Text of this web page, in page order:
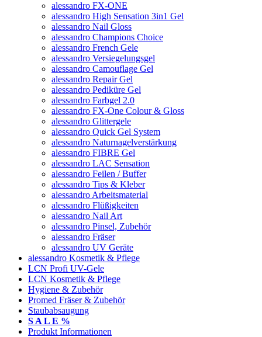
alessandro FX-ONE
alessandro High Sensation 3in1 Gel
alessandro Nail Gloss
alessandro Champions Choice
alessandro French Gele
alessandro Versiegelungsgel
alessandro Camouflage Gel
alessandro Repair Gel
alessandro Pediküre Gel
alessandro Farbgel 2.0
alessandro FX-One Colour & Gloss
alessandro Glittergele
alessandro Quick Gel System
alessandro Naturnagelverstärkung
alessandro FIBRE Gel
alessandro LAC Sensation
alessandro Feilen / Buffer
alessandro Tips & Kleber
alessandro Arbeitsmaterial
alessandro Flüßigkeiten
alessandro Nail Art
alessandro Pinsel, Zubehör
alessandro Fräser
alessandro UV Geräte
alessandro Kosmetik & Pflege
LCN Profi UV-Gele
LCN Kosmetik & Pflege
Hygiene & Zubehör
Promed Fräser & Zubehör
Staubabsaugung
S A L E %
Produkt Informationen